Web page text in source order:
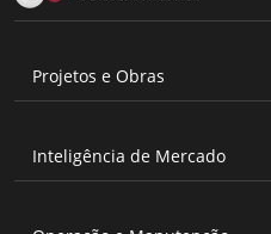
Projetos e Obras
Inteligência de Mercado